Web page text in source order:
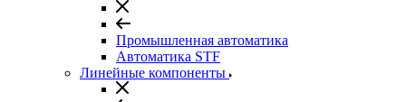
Промышленная автоматика
Автоматика STF
Линейные компоненты